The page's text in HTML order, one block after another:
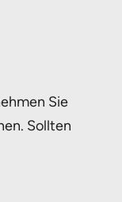
Sie
Sollten